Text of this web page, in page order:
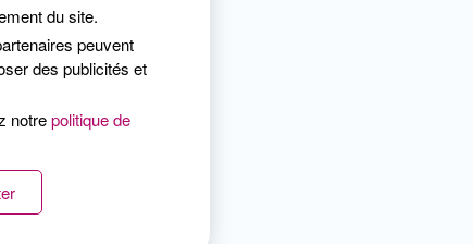
donc en
A qui
du site.
peuvent
des publicités et
notrepolitique de